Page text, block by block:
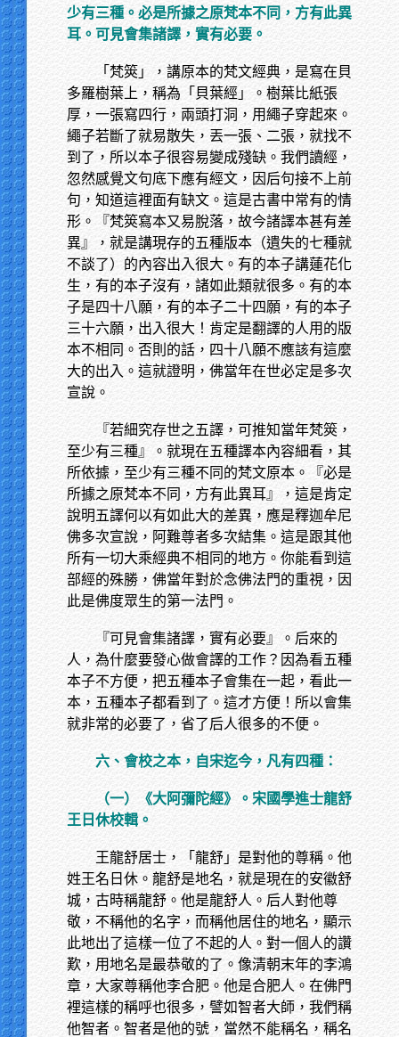
少有三種。必是所據之原梵本不同，方有此異
耳。可見會集諸譯，實有必要。
「梵筴」，講原本的梵文經典，是寫在貝
多羅樹葉上，稱為「貝葉經」。樹葉比紙張
厚，一張寫四行，兩頭打洞，用繩子穿起來。
繩子若斷了就易散失，丟一張、二張，就找不
到了，所以本子很容易變成殘缺。我們讀經，
忽然感覺文句底下應有經文，因后句接不上前
句，知道這裡面有缺文。這是古書中常有的情
形。『梵筴寫本又易脫落，故今諸譯本甚有差
異』，就是講現存的五種版本（遺失的七種就
不談了）的內容出入很大。有的本子講蓮花化
生，有的本子沒有，諸如此類就很多。有的本
子是四十八願，有的本子二十四願，有的本子
三十六願，出入很大！肯定是翻譯的人用的版
本不相同。否則的話，四十八願不應該有這麼
大的出入。這就證明，佛當年在世必定是多次
宣說。
『若細究存世之五譯，可推知當年梵筴，
至少有三種』。就現在五種譯本內容細看，其
所依據，至少有三種不同的梵文原本。『必是
所據之原梵本不同，方有此異耳』，這是肯定
說明五譯何以有如此大的差異，應是釋迦牟尼
佛多次宣說，阿難尊者多次結集。這是跟其他
所有一切大乘經典不相同的地方。你能看到這
部經的殊勝，佛當年對於念佛法門的重視，因
此是佛度眾生的第一法門。
『可見會集諸譯，實有必要』。后來的
人，為什麼要發心做會譯的工作？因為看五種
本子不方便，把五種本子會集在一起，看此一
本，五種本子都看到了。這才方便！所以會集
就非常的必要了，省了后人很多的不便。
六、會校之本，自宋迄今，凡有四種：
（一）《大阿彌陀經》。宋國學進士龍舒
王日休校輯。
王龍舒居士，「龍舒」是對他的尊稱。他
姓王名日休。龍舒是地名，就是現在的安徽舒
城，古時稱龍舒。他是龍舒人。后人對他尊
敬，不稱他的名字，而稱他居住的地名，顯示
此地出了這樣一位了不起的人。對一個人的讚
歎，用地名是最恭敬的了。像清朝末年的李鴻
章，大家尊稱他李合肥。他是合肥人。在佛門
裡這樣的稱呼也很多，譬如智者大師，我們稱
他智者。智者是他的號，當然不能稱名，稱名